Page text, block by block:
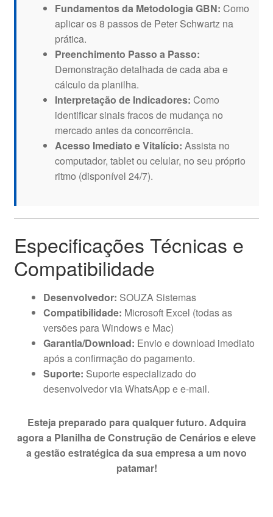
Fundamentos da Metodologia GBN: Como
aplicar os 8 passos de Peter Schwartz na
prática.
Preenchimento Passo a Passo:
Demonstração detalhada de cada aba e
cálculo da planilha.
Interpretação de Indicadores: Como
identificar sinais fracos de mudança no
mercado antes da concorrência.
Acesso Imediato e Vitalício: Assista no
computador, tablet ou celular, no seu próprio
ritmo (disponível 24/7).
Especificações Técnicas e
Compatibilidade
Desenvolvedor: SOUZA Sistemas
Compatibilidade: Microsoft Excel (todas as
versões para Windows e Mac)
Garantia/Download: Envio e download imediato
após a confirmação do pagamento.
Suporte: Suporte especializado do
desenvolvedor via WhatsApp e e-mail.
Esteja preparado para qualquer futuro. Adquira
agora a Planilha de Construção de Cenários e eleve
a gestão estratégica da sua empresa a um novo
patamar!